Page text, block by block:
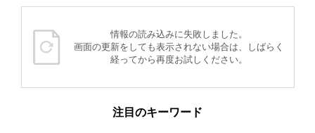
情報の読み込みに失敗しました。
画面の更新をしても表示されない場合は、しばらく
経ってから再度お試しください。
注目のキーワード